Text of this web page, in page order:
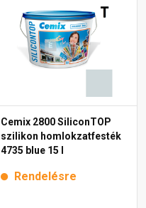
Cemix 2800 SiliconTOP
szilikon homlokzatfesték
4735 blue 15 l
Rendelésre